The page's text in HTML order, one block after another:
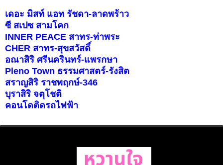
เดอะ มิสท์ แอท รัชดา-ลาดพร้าว
ซี สเปซ สามโคก
INNER PEACE สาทร-ท่าพระ
CHER สาทร-สุขสวัสดิ์
อณาสิริ ศรีนครินทร์-แพรกษา
Pleno Town ธรรมศาสตร์-รังสิต
สราญสิริ ราชพฤกษ์-346
บุราสิริ จตุโชติ
คอนโดติดรถไฟฟ้า